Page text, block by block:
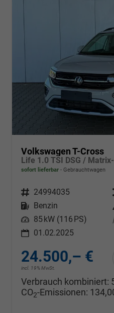
Volkswagen T-Cross
sofort lieferbar Gebrauchtwagen
Fahrzeugnr. 24994035
Kraftstoff
Benzin
Leistung 85 kW (116 PS)
01.02.2025
24.500,– €
incl. 19% MwSt.
Verbrauch kombiniert:
CO2-Emissionen: